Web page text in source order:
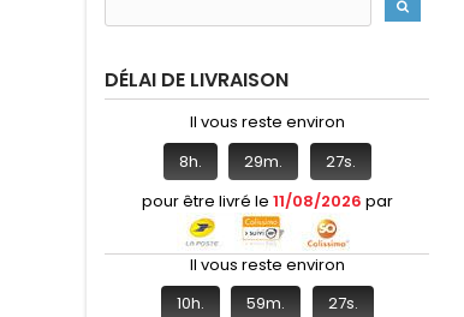
DÉLAI DE LIVRAISON
Il vous reste environ
8h. 29m. 27s.
pour être livré le 11/08/2026 par
Il vous reste environ
10h. 59m. 27s.